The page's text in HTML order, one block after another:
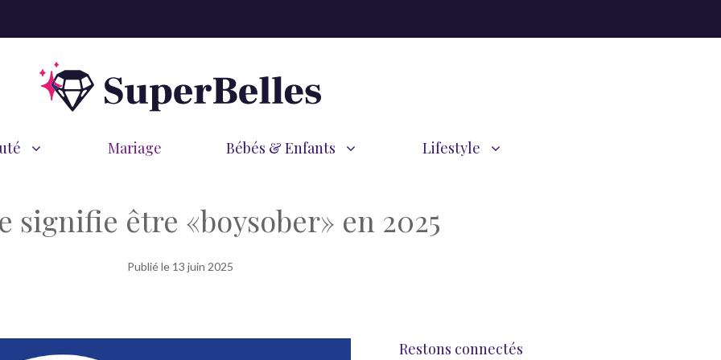
Mariage Bébés & Enfants Lifestyle
signifie être «boysober» en 2025
Publié le 13 juin 2025
Restons connectés